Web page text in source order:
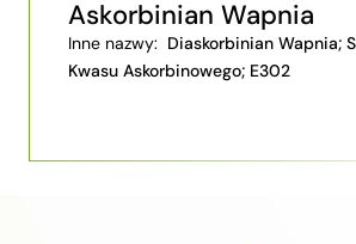
Askorbinian Wapnia
Inne nazwy: Diaskorbinian Wapnia;
Kwasu Askorbinowego; E302